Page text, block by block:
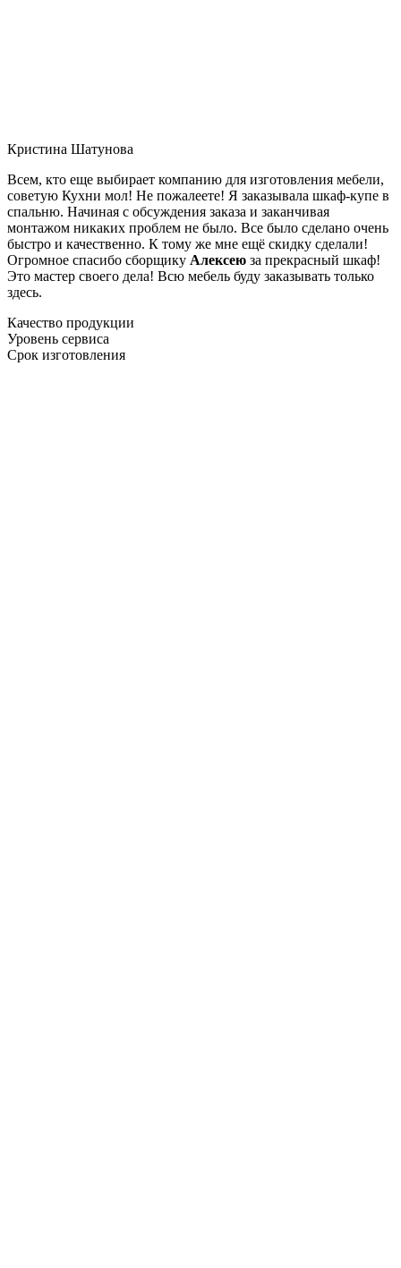
Кристина Шатунова
Всем, кто еще выбирает компанию для изготовления мебели,
советую Кухни мол! Не пожалеете! Я заказывала шкаф-купе в
спальню. Начиная с обсуждения заказа и заканчивая
монтажом никаких проблем не было. Все было сделано очень
быстро и качественно. К тому же мне ещё скидку сделали!
Огромное спасибо сборщику Алексею за прекрасный шкаф!
Это мастер своего дела! Всю мебель буду заказывать только
здесь.
Качество продукции
Уровень сервиса
Срок изготовления